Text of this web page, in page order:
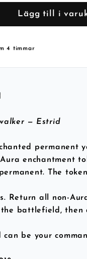
Lägg till i
4 timmar
— Estrid
permanent
enchantment
The
Return all non-
battlefield, then
be your